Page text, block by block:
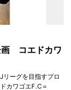
画 コエドカワ
リーグを目指すプロ
カワゴエF.C＝